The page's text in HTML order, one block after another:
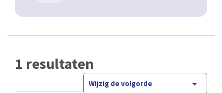
1 resultaten
Wijzig de volgorde